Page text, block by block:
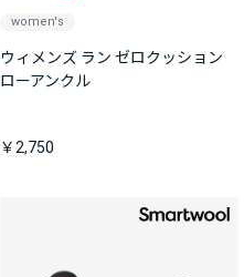
women's
ウィメンズ ラン ゼロクッション
ローアンクル
￥2,750